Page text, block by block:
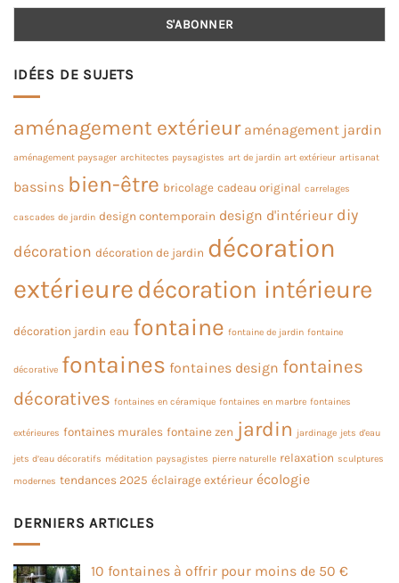
IDÉES DE SUJETS
aménagement extérieur aménagement jardin
aménagement paysager architectes paysagistes art de jardin art extérieur artisanat
bassins bien-être bricolage cadeau original carrelages
cascades de jardin design contemporain design d'intérieur diy
décoration décoration de jardin décoration
extérieuredécoration intérieure
décoration jardin eau fontaine fontaine de jardin fontaine
décorative fontaines fontaines design fontaines
décoratives fontaines en céramique fontaines en marbre fontaines
extérieures fontaines murales fontaine zen jardin jardinage jets d'eau
jets d’eau décoratifs méditation paysagistes pierre naturelle relaxation sculptures
modernes tendances 2025 éclairage extérieur écologie
DERNIERS ARTICLES
10 fontaines à offrir pour moins de 50 €